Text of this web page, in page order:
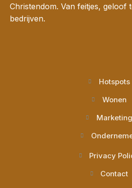
Christendom. Van feitjes, geloof
bedrijven.
Hotspots
Wonen
Marketing
Privacy
Contact